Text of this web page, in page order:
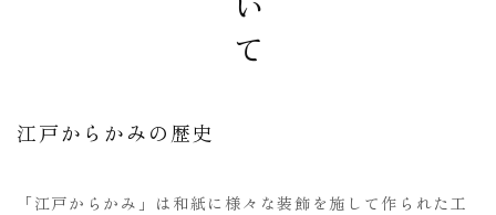
江戸からかみの歴史
「江戸からかみ」は和紙に様々な装飾を施して作られた工